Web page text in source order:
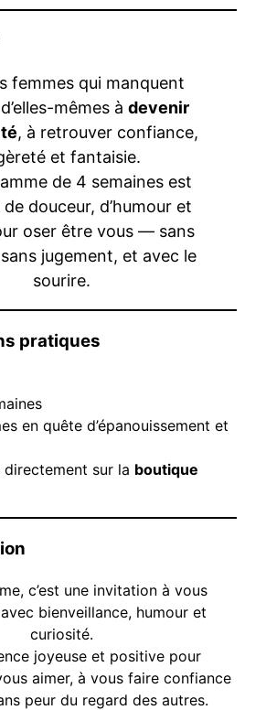
femmes qui manquent
mêmes à devenir
, à retrouver confiance,
et fantaisie.
de 4 semaines est
douceur, d’humour et
oser être vous — sans
jugement, et avec le
sourire.
pratiques
en quête d’épanouissement et
directement sur la boutique
c’est une invitation à vous
bienveillance, humour et
curiosité.
joyeuse et positive pour
aimer, à vous faire confiance
peur du regard des autres.